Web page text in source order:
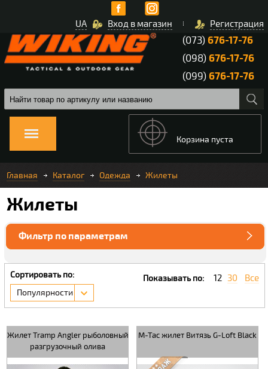
Вход в магазин Регистрация
UA
(073)676-17-76
(098)676-17-76
(099)676-17-76
Корзина пуста
Главная Каталог Одежда Жилеты
Жилеты
Фильтр по параметрам
Сортировать по:
Популярности
Показывать по: 12 30 Все
Жилет Tramp Angler рыболовный
разгрузочный олива
M-Tac жилет Витязь G-Loft Black